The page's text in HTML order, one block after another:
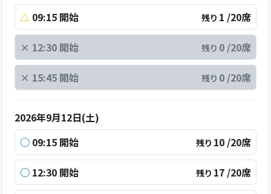
△ 09:15 開始 残り1 /20席
× 12:30 開始 残り0 /20席
× 15:45 開始 残り0 /20席
2026年9月12日(土)
○ 09:15 開始 残り10 /20席
○ 12:30 開始 残り17 /20席